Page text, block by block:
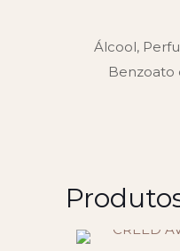
Álcool,
Benzoato